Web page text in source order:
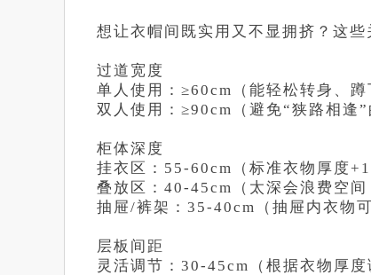
想让衣帽间既实用又不显拥挤？这些
过道宽度
单人使用：≥60cm（能轻松转身、蹲
双人使用：≥90cm（避免“狭路相逢”
柜体深度
挂衣区：55-60cm（标准衣物厚度
叠放区：40-45cm（太深会浪费空间
抽屉/裤架：35-40cm（抽屉内衣物
层板间距
灵活调节：30-45cm（根据衣物厚